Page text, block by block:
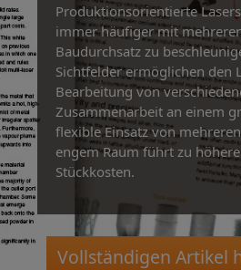
Produktionsorientierte
immer häufiger mit
Baudurchsatz zu
Sichtfelder ermöglichen den
Bearbeitung von
Zusammenarbeit an einem
flexible Einsatz von
engem Raum führt zu
Stückkosten.
Vollständigen Artikel